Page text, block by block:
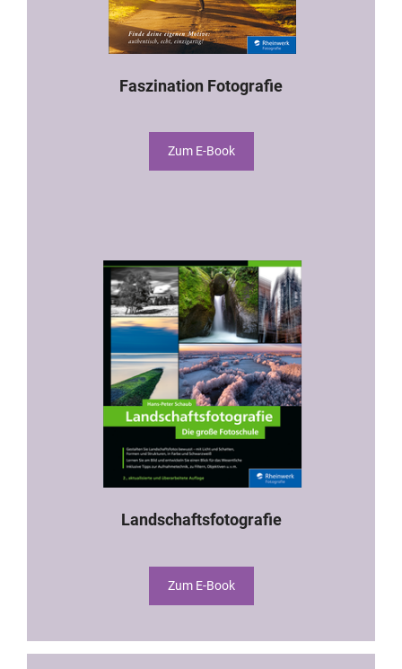
Faszination Fotografie
Zum E-Book
Landschaftsfotografie
Zum E-Book